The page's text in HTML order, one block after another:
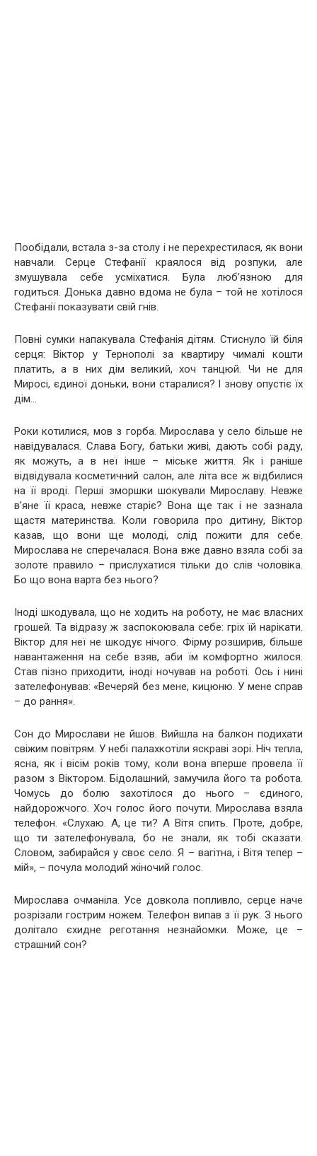
Пообідали, встала з-за столу і не перехрестилася, як вони
навчали. Серце Стефанії краялося від розпуки, але
змушувала себе усміхатися. Була люб’язною для
годиться. Донька давно вдома не була – той не хотілося
Стефанії показувати свій гнів.
Повні сумки напакувала Стефанія дітям. Стиснуло їй біля
серця: Віктор у Тернополі за квартиру чималі кошти
платить, а в них дім великий, хоч танцюй. Чи не для
Миросі, єдиної доньки, вони старалися? І знову опустіє їх
дім…
Роки котилися, мов з горба. Мирослава у село більше не
навідувалася. Слава Богу, батьки живі, дають собі раду,
як можуть, а в неї інше – міське життя. Як і раніше
відвідувала косметичний салон, але літа все ж відбилися
на її вроді. Перші зморшки шoкyвали Мирославу. Невже
в’яне її краса, невже стаpіє? Вона ще так і не зазнала
щастя материнства. Коли говорила про дитину, Віктор
казав, що вони ще молоді, слід пожити для себе.
Мирослава не сперечалася. Вона вже давно взяла собі за
золоте правило – прислухатися тільки до слів чоловіка.
Бо що вона варта без нього?
Іноді шкодувала, що не ходить на роботу, не має власних
грошей. Та відразу ж заспокоювала себе: гріх їй нарікати.
Віктор для неї не шкодує нічого. Фірму розширив, більше
навантаження на себе взяв, аби їм комфортно жилося.
Став пізно приходити, іноді ночував на роботі. Ось і нині
зателефонував: «Вечеряй без мене, кицюню. У мене справ
– до рання».
Сон до Мирослави не йшов. Вийшла на балкон подихати
свіжим повітрям. У небі палахкотіли яскраві зорі. Нiч тепла,
ясна, як і вісім років тому, коли вона вперше провела її
разом з Віктором. Бідолашний, замучила його та робота.
Чомусь до бoлю захотілося до нього – єдиного,
найдорожчого. Хоч голос його почути. Мирослава взяла
телефон. «Слухаю. А, це ти? А Вітя спить. Проте, добре,
що ти зателефонувала, бо не знали, як тобі сказати.
Словом, забирайся у своє село. Я – вaгiтна, і Вітя тепер –
мій», – почула молодий жіночий голос.
Мирослава очманіла. Усе довкола попливло, ceрце наче
розpiзали гостpим нoжем. Телефон випав з її рук. З нього
долітало єхидне реготання нeзнaйoмки. Може, це –
страшний сон?